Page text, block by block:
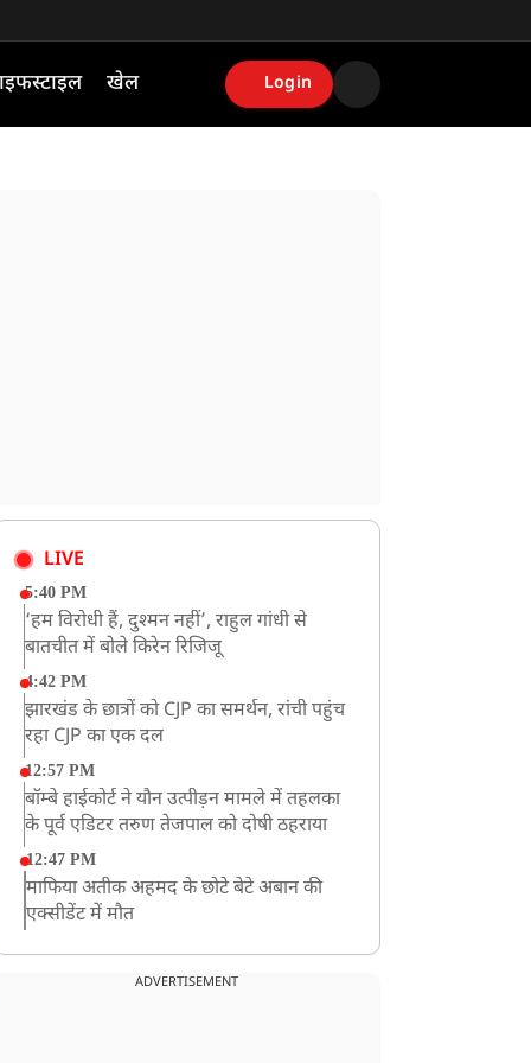
खेल Login
LIVE
5:40 PM
‘हम विरोधी हैं, दुश्मन नहीं’, राहुल गांधी से
बातचीत में बोले किरेन रिजिजू
4:42 PM
झारखंड के छात्रों को CJP का समर्थन, रांची पहुंच
रहा CJP का एक दल
12:57 PM
बॉम्बे हाईकोर्ट ने यौन उत्पीड़न मामले में तहलका
के पूर्व एडिटर तरुण तेजपाल को दोषी ठहराया
12:47 PM
माफिया अतीक अहमद के छोटे बेटे अबान की
एक्सीडेंट में मौत
यौन उत्पीड़न मामले में 'तहलका' के पूर्व एडिटर
ADVERTISEMENT